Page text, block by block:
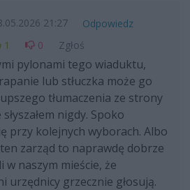
21:27
Odpowiedz
1 0 Zgłoś
pylonami tego wiaduktu,
lub stłuczka może go
tłumaczenia ze strony
nigdy. Spoko
przy kolejnych wyborach. Albo
zarząd to naprawdę dobrze
w naszym mieście, że
urzędnicy grzecznie głosują.